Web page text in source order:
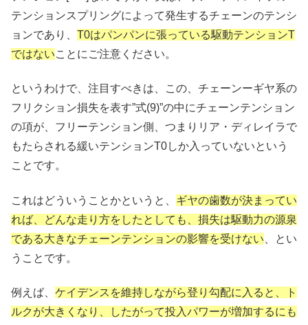
テンションスプリングによって発生するチェーンのテンシ
ョンであり、 T0はパンパンに張っている駆動テンションT
ではないことにご注意ください。
というわけで、注目すべきは、この、チェーンーギヤ系の
フリクション損失を表す”式(9)”の中にチェーンテンション
の項が、フリーテンション側、つまりリア・ディレイラで
もたらされる緩いテンションT0しか入っていないという
ことです。
これはどういうことかというと、 ギヤの歯数が決まってい
れば、どんな走り方をしたとしても、損失は駆動力の源泉
である大きなチェーンテンションの影響を受けない 、とい
うことです。
例えば、 ケイデンスを維持しながら登り勾配に入ると、ト
ルクが大きくなり、したがって投入パワーが増加するにも